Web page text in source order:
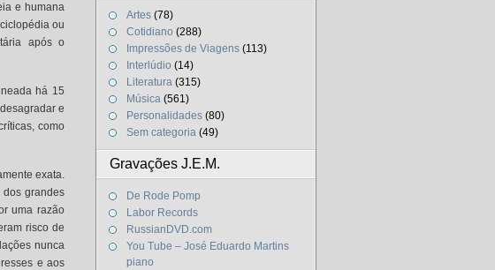
e humana
ou
após o
há 15
e
como
exata.
grandes
uma razão
risco de
nunca
e aos
Artes (78)
Cotidiano (288)
Impressões de Viagens (113)
Interlúdio (14)
Literatura (315)
Música (561)
Personalidades (80)
Sem categoria (49)
Gravações J.E.M.
De Rode Pomp
Labor Records
RussianDVD.com
You Tube – José Eduardo Martins
piano